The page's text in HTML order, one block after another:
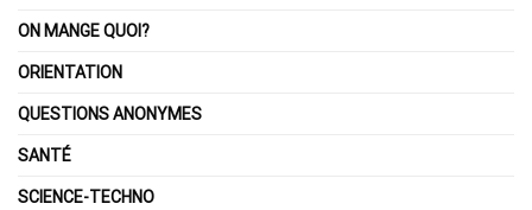
ON MANGE QUOI?
ORIENTATION
QUESTIONS ANONYMES
SANTÉ
SCIENCE-TECHNO